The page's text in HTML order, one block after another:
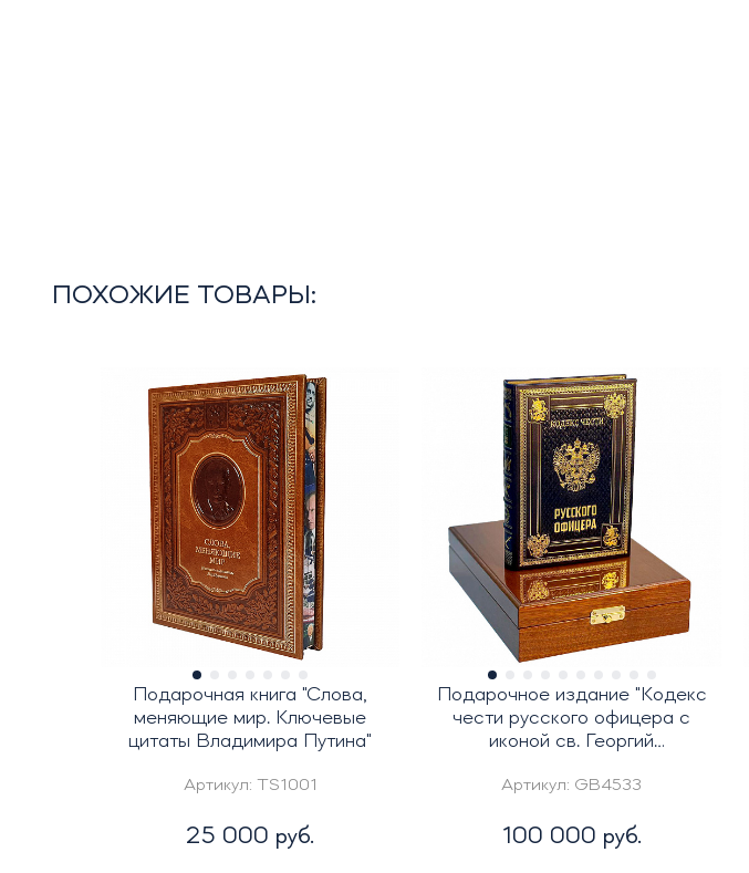
ПОХОЖИЕ ТОВАРЫ:
Подарочная книга "Слова,
меняющие мир. Ключевые
цитаты Владимира Путина"
Артикул: TS1001
25 000 руб.
Подарочное издание "Кодекс
чести русского офицера с
иконой св. Георгий
Артикул: GB4533
100 000 руб.